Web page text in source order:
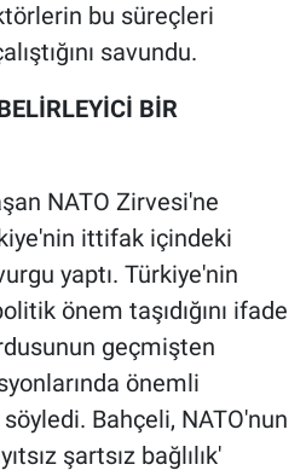
bu süreçleri
savundu.
BİR
NATO Zirvesi'ne
ittifak içindeki
yaptı. Türkiye'nin
önem taşıdığını ifade
geçmişten
önemli
Bahçeli, NATO'nun
şartsız bağlılık'